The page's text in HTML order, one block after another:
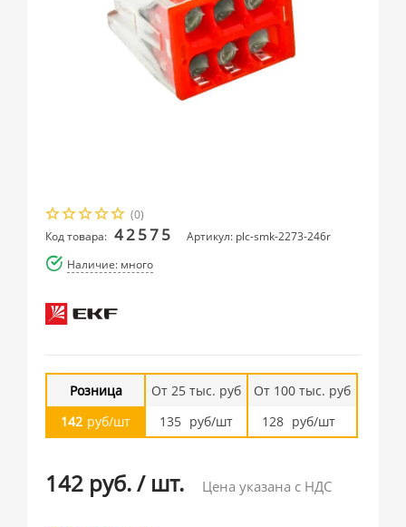
(0)
Код товара: 42575
Артикул: plc-smk-2273-246r
Наличие: много
Розница
142 руб/шт
От 25 тыс. руб
135 руб/шт
От 100 тыс. руб
128 руб/шт
142 руб./ шт. Цена указана с НДС